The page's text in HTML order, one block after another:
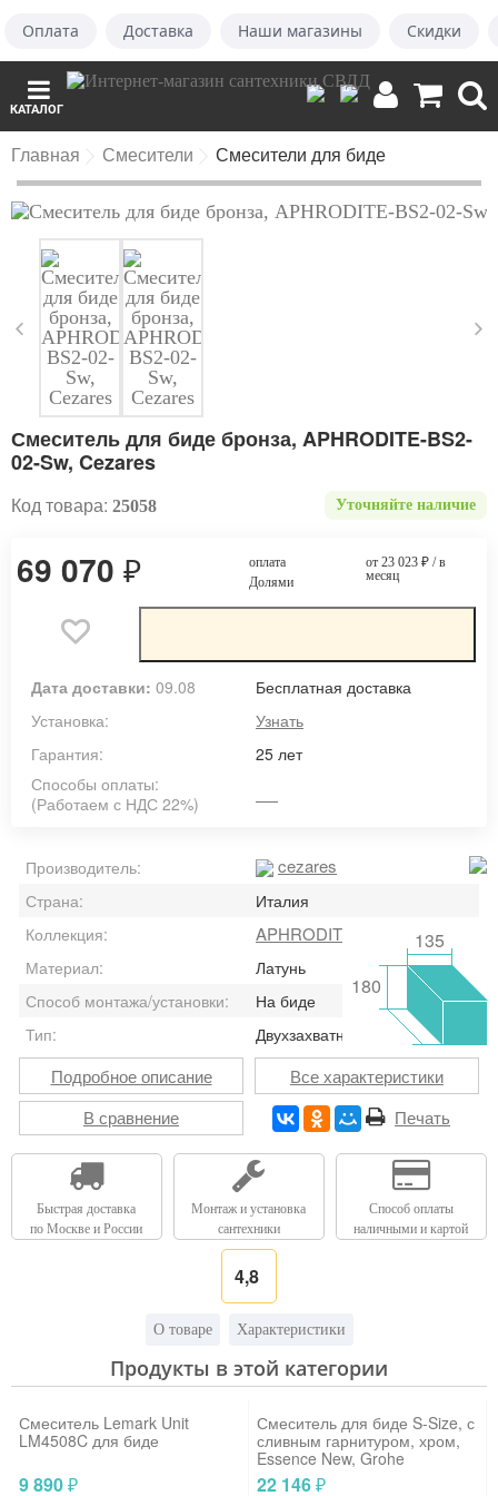
Оплата Доставка Наши магазины Скидки
КАТАЛОГ
Главная Смесители Смесители для биде
Смеситель для биде бронза, APHRODITE-BS2-
02-Sw, Cezares
Код товара: 25058 Уточняйте наличие
69 070 ₽
оплата
Долями
от 23 023 ₽/ в
месяц
Дата доставки: 09.08
Бесплатная доставка
Установка:
Узнать
Гарантия:
25 лет
Способы оплаты:
(Работаем с НДС 22%)
Производитель: cezares
Страна:
Италия
Коллекция:
APHRODITE
Материал:
Латунь
Способ монтажа/установки:
На биде
Тип:
Двухзахватный
180
135
Подробное описание
Все характеристики
В сравнение
Печать
Быстрая доставка
по Москве и России
Монтаж и установка
сантехники
Способ оплаты
наличными и картой
4,8
О товаре Характеристики
Продукты в этой категории
Смеситель Lemark Unit
LM4508C для биде
9 890₽
Смеситель для биде S-Size, с
сливным гарнитуром, хром,
Essence New, Grohe
22 146₽